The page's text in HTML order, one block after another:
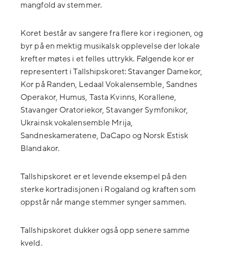
mangfold av stemmer.
Koret består av sangere fra flere kor i regionen, og
byr på en mektig musikalsk opplevelse der lokale
krefter møtes i et felles uttrykk. Følgende kor er
representert i Tallshipskoret: Stavanger Damekor,
Kor på Randen, Ledaal Vokalensemble, Sandnes
Operakor, Humus, Tasta Kvinns, Korallene,
Stavanger Oratoriekor, Stavanger Symfonikor,
Ukrainsk vokalensemble Mrija,
Sandneskameratene, DaCapo og Norsk Estisk
Blandakor.
Tallshipskoret er et levende eksempel på den
sterke kortradisjonen i Rogaland og kraften som
oppstår når mange stemmer synger sammen.
Tallshipskoret dukker også opp senere samme
kveld.